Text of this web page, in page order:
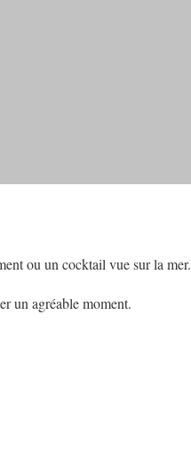
ou un cocktail vue sur la mer.
un agréable moment.